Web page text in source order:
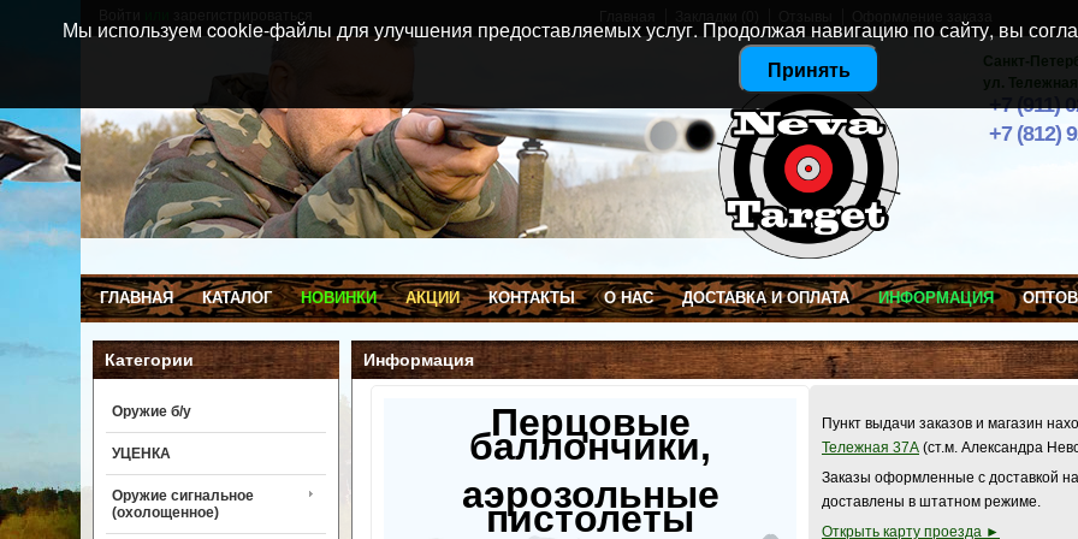
Санкт-
ул.
+7 (911)
+7 (812)
ГЛАВНАЯ КАТАЛОГ НОВИНКИ АКЦИИ КОНТАКТЫ О НАС ДОСТАВКА И ОПЛАТА ИНФОРМАЦИЯ
Категории
Оружие б/у
УЦЕНКА
Оружие сигнальное
(охолощенное)
Информация
Перцовые
баллончики,
аэрозольные
пистолеты
Пункт выдачи заказов и магазин
Тележная 37А (ст.м. Александра
Заказы оформленные с доставкой
доставлены в штатном режиме.
Открыть карту проезда ►
Мы используем cookie-файлы для улучшения предоставляемых услуг. Продолжая навигацию по сайту, вы
Принять